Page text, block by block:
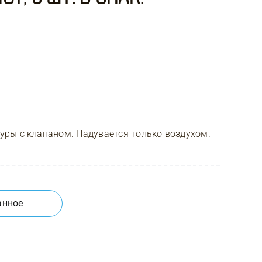
с клапаном. Надувается только воздухом.